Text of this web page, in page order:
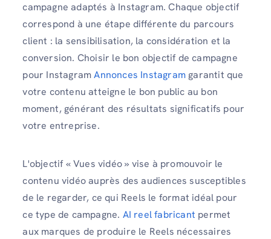
campagne adaptés à Instagram. Chaque objectif
correspond à une étape différente du parcours
client : la sensibilisation, la considération et la
conversion. Choisir le bon objectif de campagne
pour InstagramAnnonces Instagram garantit que
votre contenu atteigne le bon public au bon
moment, générant des résultats significatifs pour
votre entreprise.
L'objectif « Vues vidéo » vise à promouvoir le
contenu vidéo auprès des audiences susceptibles
de le regarder, ce qui Reels le format idéal pour
ce type de campagne. AI reel fabricant permet
aux marques de produire le Reels nécessaires